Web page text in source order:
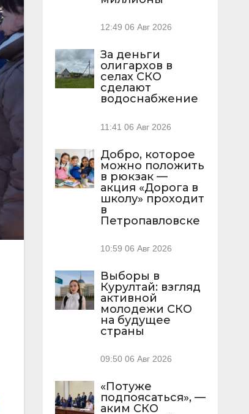
12:49 06 Авг 2026
За деньги
олигархов в
селах СКО
сделают
водоснабжение
11:41 06 Авг 2026
Добро, которое
можно положить
в рюкзак —
акция «Дорога в
школу» проходит
в
Петропавловске
10:59 06 Авг 2026
Выборы в
Курултай: взгляд
активной
молодежи СКО
на будущее
страны
09:50 06 Авг 2026
«Потуже
подпоясаться», —
аким СКО